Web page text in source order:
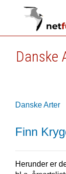
Danske
Danske Arter
Finn
Herunder er